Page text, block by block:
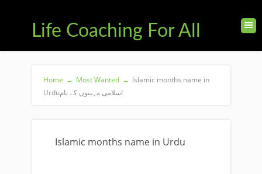
Life Coaching For All
Home → Most Wanted → Islamic months name in
Urduاسلامی مہینوں کے نام
Islamic months name in Urdu